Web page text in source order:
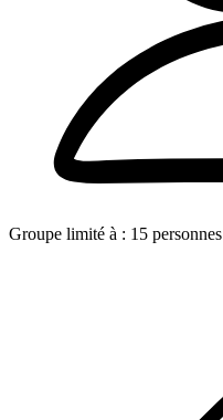
Groupe limité à : 15 personnes